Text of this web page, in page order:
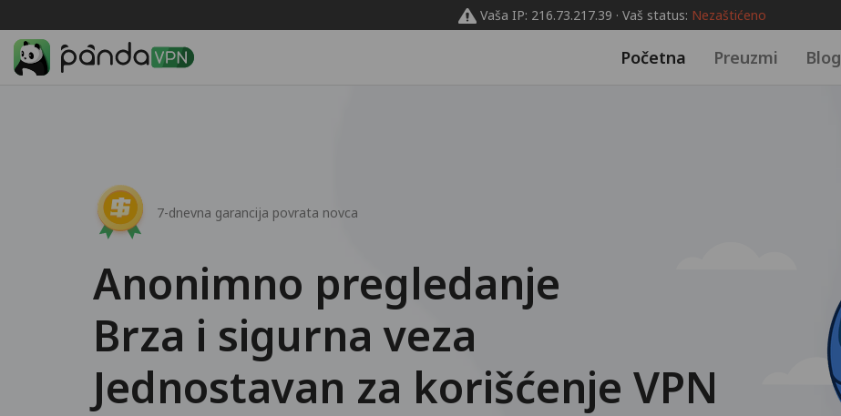
Vaša IP: 216.73.217.39 · Vaš status: Nezaštićeno
Početna Preuzmi Blog
7-dnevna garancija povrata novca
Anonimno pregledanje
Brza i sigurna veza
Jednostavan za korišćenje VPN